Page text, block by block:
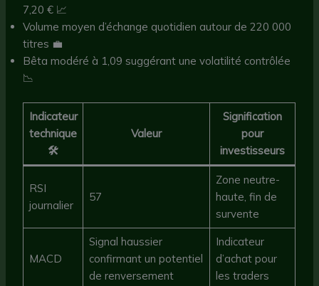
7,20 € 📈
Volume moyen d’échange quotidien autour de 220 000
titres 💼
Bêta modéré à 1,09 suggérant une volatilité contrôlée
📉
Indicateur
technique
🛠️
Valeur
Signification
pour
investisseurs
RSI
journalier
57
Zone neutre-
haute, fin de
survente
MACD
Signal haussier
confirmant un potentiel
de renversement
Indicateur
d’achat pour
les traders